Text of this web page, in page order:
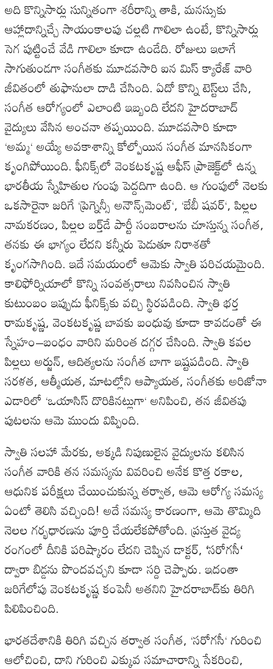
అదికొన్నిసార్లు సున్నితంగాశరీరాన్నితాకి, మనస్సుకు
ఆహ్లాదాన్నిచ్చేసాయంకాలపుచల్లటి గాలిలాఉంటే, కొన్నిసార్లు
సెగపుట్టించే వేడి గాలిలాకూడా ఉండేది. రోజులు ఇలాగే
సాగుతుండగాసంగీతకు మూడవసారిఐన మిస్క్యారేజ్వారి
జీవితంలో తుఫానులాదాడి చేసింది. ఏదోకొన్నిటెస్ట్‌లు చేసి,
సంగీత ఆరోగ్యంలో ఎలాంటి ఇబ్బందిలేదని హైదరాబాద్
వైద్యులు వేసిన అంచనాతప్పయింది. మూడవసారికూడా
‘అమ్మ‘అయ్యేఅవకాశాన్నికోల్పోయిన సంగీత మానసికంగా
కృంగిపోయింది. ఫీనిక్స్‌లో వెంకటకృష్ణఆఫీస్ప్రాజెక్ట్‌లో ఉన్న
భారతీయస్నేహితుల గుంపుపెద్దదిగాఉంది. ఆ గుంపులో నెలకు
ఒకసారైనాజరిగే ‘ప్రెగ్నెన్సీ అనౌన్స్‌మెంట్‘, ‘బేబీషవర్‘, పిల్లల
నామకరణం, పిల్లల బర్త్‌డేపార్టీసంబరాలను చూస్తున్నసంగీత,
తనకు ఈ భాగ్యం లేదని కన్నీరు పెడుతూనిరాశతో
కృంగసాగింది. ఇదేసమయంలో ఆమెకు స్వాతిపరిచయమైంది.
కాలిఫోర్నియాలో కొన్నిసంవత్సరాలు నివసించిన స్వాతి
కుటుంబం ఇప్పుడుఫీనిక్స్‌కు వచ్చిస్థిరపడింది. స్వాతిభర్త
రామకృష్ణ, వెంకటకృష్ణబావకు బంధువుకూడా కావడంతోఈ
స్నేహం–బంధం వారిని మరింత దగ్గరచేసింది. స్వాతికవల
పిల్లలు అర్జున్, ఆదిత్యలను సంగీత బాగాఇష్టపడింది. స్వాతి
సరళత, ఆత్మీయత, మాటల్లోని ఆప్యాయత, సంగీతకు అరిజోనా
ఎడారిలో ‘ఒయాసిస్దొరికినట్లుగా‘అనిపించి, తన జీవితపు
పుటలను ఆమె ముందు విప్పింది.
స్వాతిసలహా మేరకు, అక్కడి నిపుణులైన వైద్యులను కలిసిన
సంగీత వారికితన సమస్యను వివరించి అనేక కొత్త రకాల,
ఆధునిక పరీక్షలు చేయించుకున్నతర్వాత, ఆమె ఆరోగ్యసమస్య
ఏంటో తెలిసి వచ్చింది! అదేసమస్యకారణంగా, ఆమె తొమ్మిది
నెలల గర్భధారణను పూర్తిచేయలేకపోతోంది. ప్రస్తుత వైద్య
రంగంలో దీనికిపరిష్కారం లేదని చెప్పిన డాక్టర్, ‘సరోగసీ‘
ద్వారాబిడ్డను పొందవచ్చని కూడా సర్దిచెప్పారు. ఇదంతా
జరిగేలోపువెంకటకృష్ణకంపెనీ అతనిని హైదరాబాద్‌కు తిరిగి
పిలిపించింది.
భారతదేశానికితిరిగివచ్చిన తర్వాత సంగీత, ‘సరోగసీ‘గురించి
ఆలోచించి,దాని గురించి ఎక్కువ సమాచారాన్నిసేకరించి,